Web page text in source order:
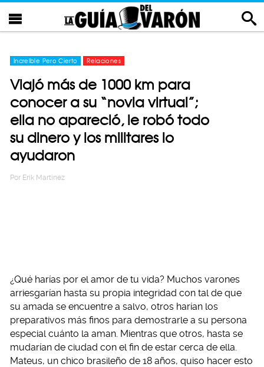
Increíble Pero Cierto Relaciones
Viajó más de 1000 km para
conocer a su “novia virtual”;
ella no apareció, le robó todo
su dinero y los militares lo
ayudaron
Por Erik Martinez
¿Qué harías por el amor de tu vida? Muchos varones
arriesgarían hasta su propia integridad con tal de que
su amada se encuentre a salvo, otros harían los
preparativos más finos para demostrarle a su persona
especial cuánto la aman. Mientras que otros, hasta se
mudarían de ciudad con el fin de estar cerca de ella.
Mateus, un chico brasileño de 18 años, quiso hacer esto